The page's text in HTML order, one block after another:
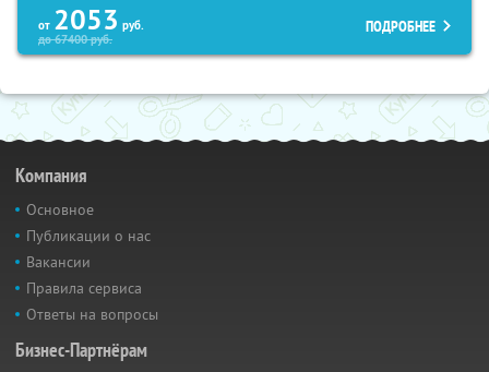
от 2053 руб.
до67400руб.
ПОДРОБНЕЕ
Компания
Основное
Публикации о нас
Вакансии
Правила сервиса
Ответы на вопросы
Бизнес-Партнёрам